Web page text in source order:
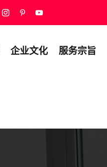
企业文化 服务宗旨